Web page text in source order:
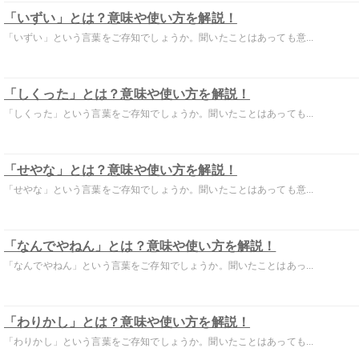
「いずい」とは？意味や使い方を解説！
「いずい」という言葉をご存知でしょうか。聞いたことはあっても意...
「しくった」とは？意味や使い方を解説！
「しくった」という言葉をご存知でしょうか。聞いたことはあっても...
「せやな」とは？意味や使い方を解説！
「せやな」という言葉をご存知でしょうか。聞いたことはあっても意...
「なんでやねん」とは？意味や使い方を解説！
「なんでやねん」という言葉をご存知でしょうか。聞いたことはあっ...
「わりかし」とは？意味や使い方を解説！
「わりかし」という言葉をご存知でしょうか。聞いたことはあっても...